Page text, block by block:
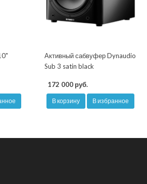
Активный сабвуфер Dynaudio
Sub 3 satin black
172 000 руб.
В корзину В избранное